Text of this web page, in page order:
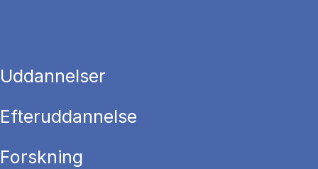
Uddannelser
Efteruddannelse
Forskning